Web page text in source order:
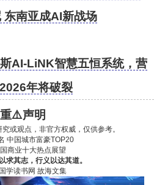
东南亚成AI新战场
AI-LiNK智慧五恒系统，营
年将破裂
⚠️声明
或观点，非官方权威，仅供参考。
中国城市富豪TOP20
商业十大热点展望
求其志，行义以达其道。
国学读书网 故海文集